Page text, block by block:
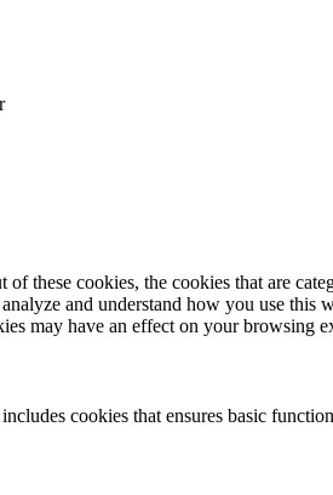
cookies, the cookies that are
and understand how you use
may have an effect on your browsing
cookies that ensures basic